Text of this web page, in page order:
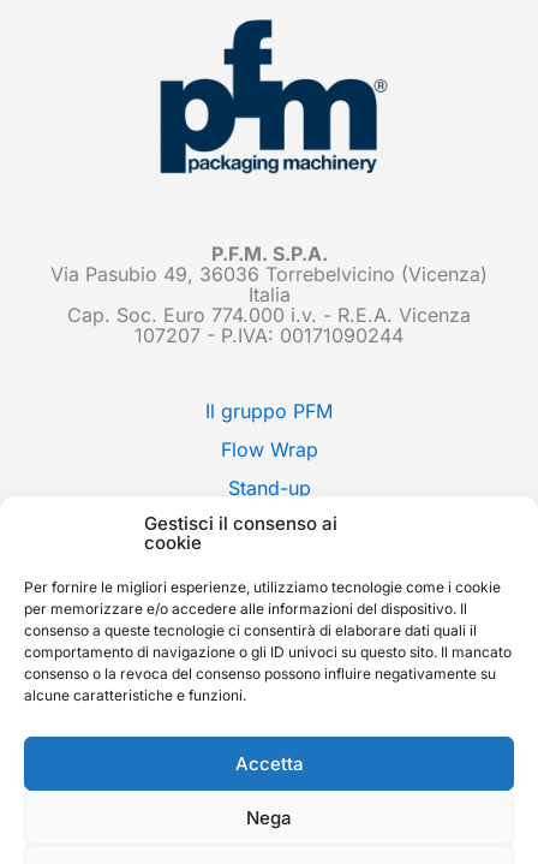
Gestisci il consenso ai
cookie
Per fornire le migliori esperienze, utilizziamo tecnologie come i cookie
per memorizzare e/o accedere alle informazioni del dispositivo. Il
consenso a queste tecnologie ci consentirà di elaborare dati quali il
comportamento di navigazione o gli ID univoci su questo sito. Il mancato
consenso o la revoca del consenso possono influire negativamente su
alcune caratteristiche e funzioni.
Accetta
Nega
P.F.M. S.P.A.
Via Pasubio 49, 36036 Torrebelvicino (Vicenza)
Italia
Cap. Soc. Euro 774.000 i.v. - R.E.A. Vicenza
107207 - P.IVA: 00171090244
Il gruppo PFM
Flow Wrap
Stand-up
Applicazioni
Fiere
News
Contatti
English